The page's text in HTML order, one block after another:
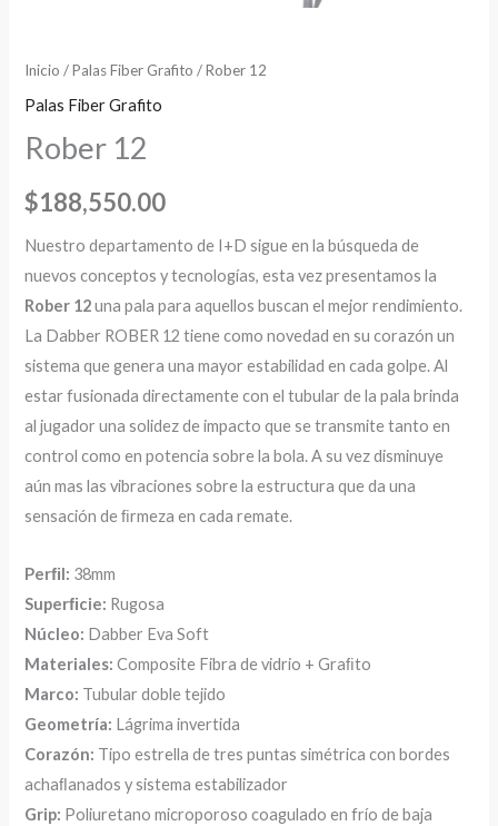
Inicio /Palas Fiber Grafito / Rober 12
Palas Fiber Grafito
Rober 12
$188,550.00
Nuestro departamento de I+D sigue en la búsqueda de
nuevos conceptos y tecnologías, esta vez presentamos la
Rober 12una pala para aquellos buscan el mejor rendimiento.
La Dabber ROBER 12 tiene como novedad en su corazón un
sistema que genera una mayor estabilidad en cada golpe. Al
estar fusionada directamente con el tubular de la pala brinda
al jugador una solidez de impacto que se transmite tanto en
control como en potencia sobre la bola. A su vez disminuye
aún mas las vibraciones sobre la estructura que da una
sensación de ﬁrmeza en cada remate.
Perﬁl: 38mm
Superﬁcie: Rugosa
Núcleo: Dabber Eva Soft
Materiales:Composite Fibra de vidrio + Graﬁto
Marco: Tubular doble tejido
Geometría: Lágrima invertida
Corazón: Tipo estrella de tres puntas simétrica con bordes
achaﬂanados y sistema estabilizador
Grip: Poliuretano microporoso coagulado en frío de baja